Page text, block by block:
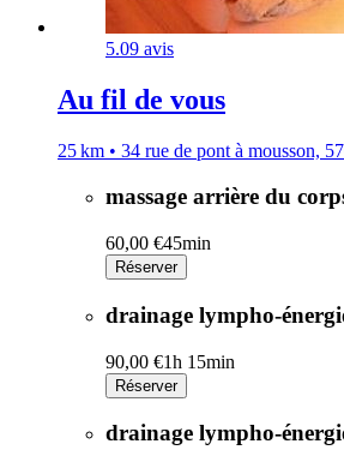
5.09 avis
Au fil de vous
25 km • 34 rue de pont à mousson,
massage arrière du
60,00 €45min
Réserver
drainage lympho-
90,00 €1h 15min
Réserver
drainage lympho-